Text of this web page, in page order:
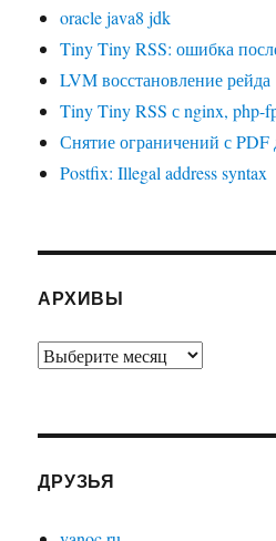
oracle java8 jdk
Tiny Tiny RSS: ошибка
LVM восстановление рейда
Tiny Tiny RSS с nginx, php-
Снятие ограничений с PDF
Postfix: Illegal address syntax
АРХИВЫ
Архивы
ДРУЗЬЯ